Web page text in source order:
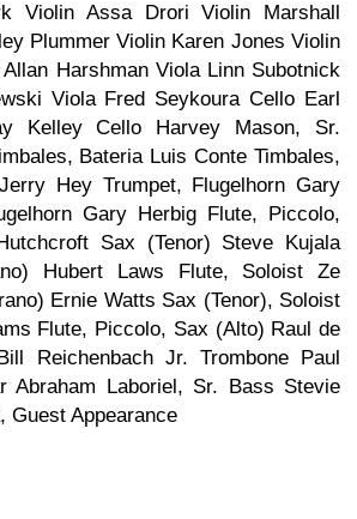
Violin Assa Drori Violin
Marshall
PlummerViolin Karen Jones Violin
Allan HarshmanViola Linn Subotnick
Viola Fred SeykouraCello Earl
KelleyCello
Harvey Mason, Sr.
Bateria Luis Conte Timbales,
Hey Trumpet, Flugelhorn Gary
Gary Herbig Flute, Piccolo,
Sax (Tenor) Steve Kujala
Hubert Laws Flute, Soloist
Ze
Ernie Watts Sax (Tenor), Soloist
Flute, Piccolo, Sax (Alto) Raul de
Reichenbach Jr. TrombonePaul
Abraham Laboriel, Sr. Bass Stevie
Guest Appearance